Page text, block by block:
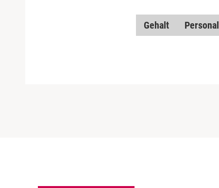
Gehalt Personal